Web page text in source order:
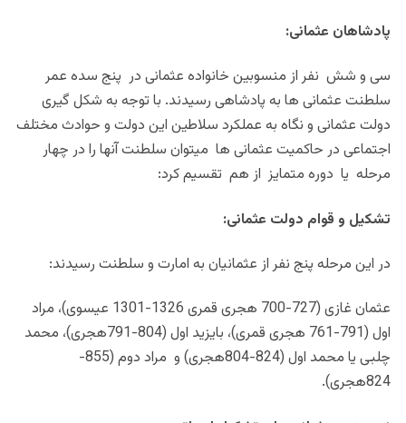
پادشاهان عثمانی:
سی و شش نفر از منسوبین خانواده عثمانی در پنج سده عمر
سلطنت عثمانی ها به پادشاهی رسیدند. با توجه به شکل گیری
دولت عثمانی و نگاه به عملکرد سلاطین این دولت و حوادث مختلف
اجتماعی در حاکمیت عثمانی ها میتوان سلطنت آنها را در چهار
مرحله یا دوره متمایز از هم تقسیم کرد:
تشکیل و قوام دولت عثمانی:
در این مرحله پنج نفر از عثمانیان به امارت و سلطنت رسیدند:
عثمان غازی (727-700 هجری قمری 1326-1301 عیسوی)، مراد
اول (791-761 هجری قمری)، بایزید اول (804-791هجری)، محمد
چلبی یا محمد اول (824-804هجری) و مراد دوم (855-
824هجری).